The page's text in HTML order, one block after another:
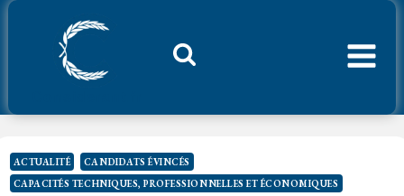
Aller
ACTUALITÉ
CANDIDATS ÉVINCÉS
CAPACITÉS TECHNIQUES, PROFESSIONNELLES ET ÉCONOMIQUES